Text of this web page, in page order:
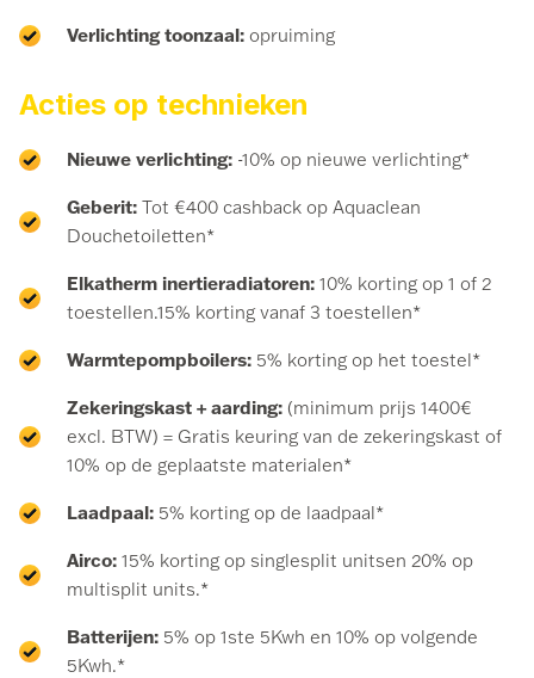
Verlichting toonzaal: opruiming
Acties op technieken
Nieuwe verlichting: -10% op nieuwe verlichting*
Geberit: Tot €400 cashback op Aquaclean
Douchetoiletten*
Elkatherm inertieradiatoren: 10% korting op 1 of 2
toestellen.15% korting vanaf 3 toestellen*
Warmtepompboilers: 5% korting op het toestel*
Zekeringskast + aarding: (minimum prijs 1400€
excl. BTW) = Gratis keuring van de zekeringskast of
10% op de geplaatste materialen*
Laadpaal: 5% korting op de laadpaal*
Airco: 15% korting op singlesplit unitsen 20% op
multisplit units.*
Batterijen: 5% op 1ste 5Kwh en 10% op volgende
5Kwh.*